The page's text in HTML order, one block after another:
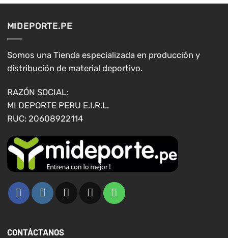
se
pueden
elegir
en
página
de
producto
elegir
en
MIDEPORTE.PE
Somos una Tienda especializada en producción y
distribución de material deportivo.
RAZÓN SOCIAL:
MI DEPORTE PERU E.I.R.L.
RUC: 20608922114
CONTÁCTANOS